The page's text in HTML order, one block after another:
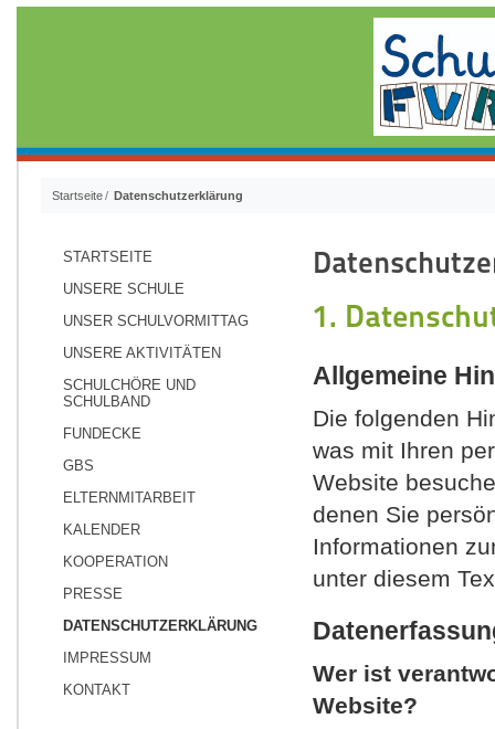
Startseite Datenschutzerklärung
STARTSEITE
UNSERE SCHULE
UNSER SCHULVORMITTAG
UNSERE AKTIVITÄTEN
SCHULCHÖRE UND
SCHULBAND
FUNDECKE
GBS
ELTERNMITARBEIT
KALENDER
KOOPERATION
PRESSE
DATENSCHUTZERKLÄRUNG
IMPRESSUM
KONTAKT
1.
Allgemeine
Die folgenden
was mit Ihren
Website
denen Sie
Informationen
unter diesem
Wer ist
Website?